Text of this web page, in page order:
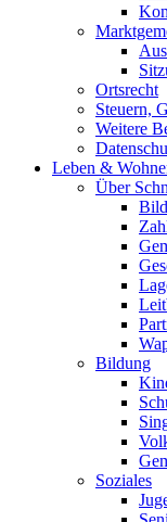
Ortsrecht
Steuern,
Weitere
Leben &
Über
Bildung
Soziales